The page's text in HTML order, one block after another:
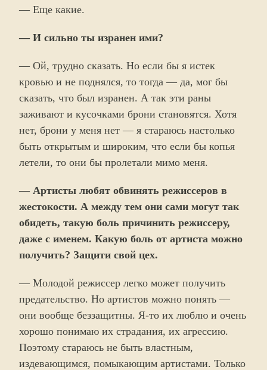
— Еще какие.
— И сильно ты изранен ими?
— Ой, трудно сказать. Но если бы я истек
кровью и не поднялся, то тогда — да, мог бы
сказать, что был изранен. А так эти раны
заживают и кусочками брони становятся. Хотя
нет, брони у меня нет — я стараюсь настолько
быть открытым и широким, что если бы копья
летели, то они бы пролетали мимо меня.
— Артисты любят обвинять режиссеров в
жестокости. А между тем они сами могут так
обидеть, такую боль причинить режиссеру,
даже с именем. Какую боль от артиста можно
получить? Защити свой цех.
— Молодой режиссер легко может получить
предательство. Но артистов можно понять —
они вообще беззащитны. Я-то их люблю и очень
хорошо понимаю их страдания, их агрессию.
Поэтому стараюсь не быть властным,
издевающимся, помыкающим артистами. Только